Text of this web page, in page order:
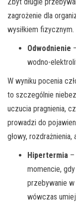
zagrożenie dla
wysiłkiem
Odwodnienie
wodno-
W wyniku pocenia
to szczególnie
uczucia pragnienia,
prowadzi do
głowy,
Hipertermia –
momencie,
przebywanie
wówczas